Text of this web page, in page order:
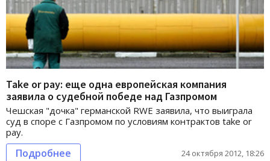
Take or pay: еще одна европейская компания
заявила о судебной победе над Газпромом
Чешская "дочка" германской RWE заявила, что выиграла
суд в споре с Газпромом по условиям контрактов take or
pay.
Подробнее 24 октября 2012, 18:26